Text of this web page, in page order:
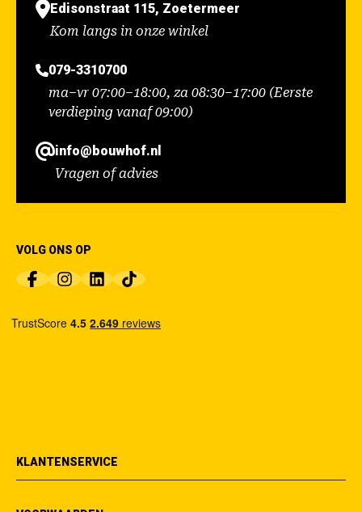
Edisonstraat 115, Zoetermeer
Kom langs in onze winkel
079-3310700
ma–vr 07:00–18:00, za 08:30–17:00 (Eerste
verdieping vanaf 09:00)
info@bouwhof.nl
Vragen of advies
VOLG ONS OP
KLANTENSERVICE